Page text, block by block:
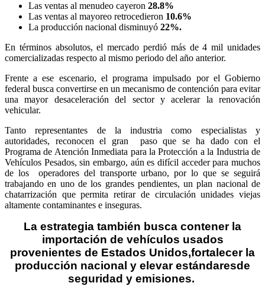
Las ventas al menudeo cayeron 28.8%
Las ventas al mayoreo retrocedieron 10.6%
La producción nacional disminuyó 22%.
En términos absolutos, el mercado perdió más de 4 mil unidades
comercializadas respecto al mismo periodo del año anterior.
Frente a ese escenario, el programa impulsado por el Gobierno
federal busca convertirse en un mecanismo de contención para evitar
una mayor desaceleración del sector y acelerar la renovación
vehicular.
Tanto representantes de la industria como especialistas y
autoridades, reconocen el gran
paso que se ha dado con el
Programa de Atención Inmediata para la Protección a la Industria de
Vehículos Pesados, sin embargo, aún es difícil acceder para muchos
de los
operadores del transporte urbano, por lo que se seguirá
trabajando en uno de los grandes pendientes, un plan nacional de
chatarrización que permita retirar de circulación unidades viejas
altamente contaminantes e inseguras.
La estrategia también busca contener la
importación de vehículos usados
provenientes de Estados Unidos,fortalecer la
producción nacional y elevar estándaresde
seguridad y emisiones.